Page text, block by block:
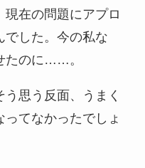
在の問題にアプロ
でした。今の私な
たのに……。
思う反面、うまく
てなかったでしょ